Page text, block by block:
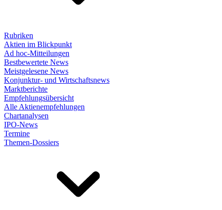
Rubriken
Aktien im Blickpunkt
Ad hoc-Mitteilungen
Bestbewertete News
Meistgelesene News
Konjunktur- und Wirtschaftsnews
Marktberichte
Empfehlungsübersicht
Alle Aktienempfehlungen
Chartanalysen
IPO-News
Termine
Themen-Dossiers